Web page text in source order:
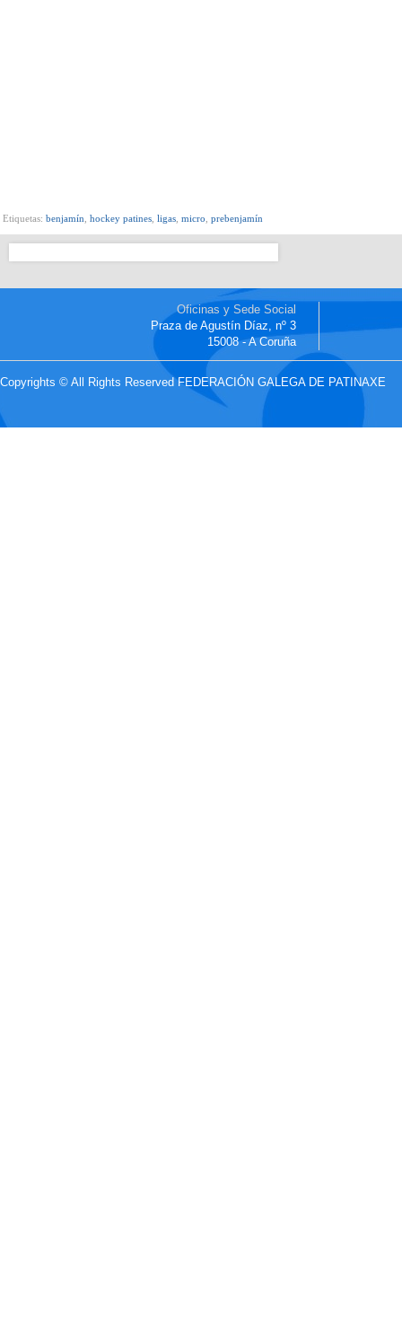
Etiquetas: benjamín hockey patines ligas micro prebenjamín
Oficinas y Sede Social
Praza de Agustín Díaz, nº 3
15008 - A Coruña
Copyrights © All Rights Reserved FEDERACIÓN GALEGA DE PATINAXE